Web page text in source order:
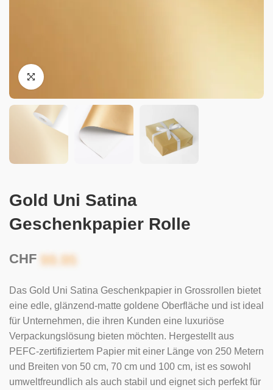
Gold Uni Satina
Geschenkpapier Rolle
CHF
Das Gold Uni Satina Geschenkpapier in Grossrollen bietet
eine edle, glänzend-matte goldene Oberfläche und ist ideal
für Unternehmen, die ihren Kunden eine luxuriöse
Verpackungslösung bieten möchten. Hergestellt aus
PEFC-zertifiziertem Papier mit einer Länge von 250 Metern
und Breiten von 50 cm, 70 cm und 100 cm, ist es sowohl
umweltfreundlich als auch stabil und eignet sich perfekt für